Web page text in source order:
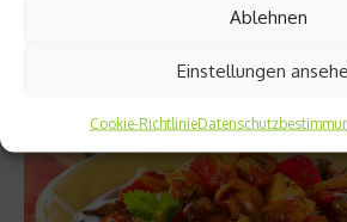
Ablehnen
Einstellungen
Cookie-Richtlinie